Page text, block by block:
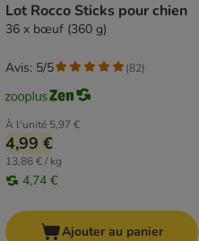
Lot Rocco Sticks pour chien
36 x bœuf (360 g)
À l'unité 5,97 €
4,99 €
13,86 € / kg
4,74 €
Avis: 5/5 (82)
Ajouter au panier